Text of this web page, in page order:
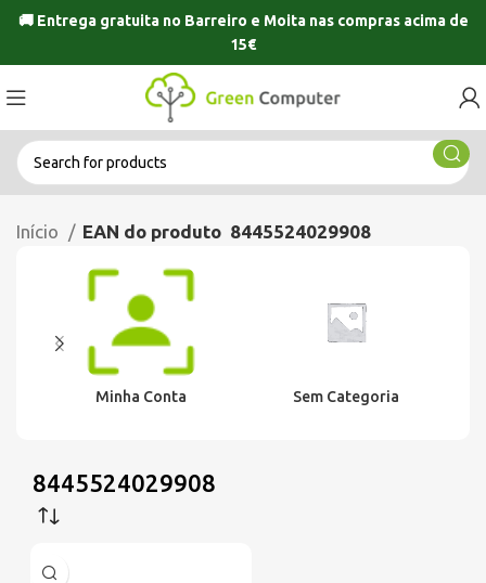
🚚 Entrega gratuita no Barreiro e Moitanas compras acima de
15€
Início EAN do produto 8445524029908
Minha Conta Sem Categoria
8445524029908